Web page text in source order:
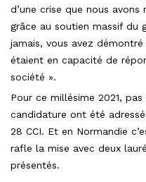
d’une crise que nous
grâce au soutien massif du
jamais, vous avez
étaient en capacité de
société ».
Pour ce millésime 2021,
candidature ont été
28 CCI. Et en Normandie
rafle la mise avec deux
présentés.